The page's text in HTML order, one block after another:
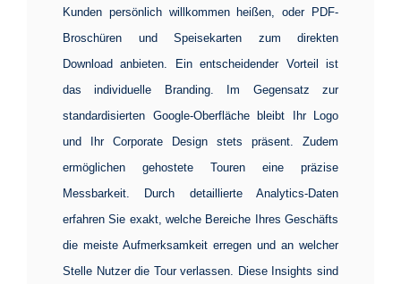
Kunden persönlich willkommen heißen, oder PDF-
Broschüren und Speisekarten zum direkten
Download anbieten. Ein entscheidender Vorteil ist
das individuelle Branding. Im Gegensatz zur
standardisierten Google-Oberfläche bleibt Ihr Logo
und Ihr Corporate Design stets präsent. Zudem
ermöglichen gehostete Touren eine präzise
Messbarkeit. Durch detaillierte Analytics-Daten
erfahren Sie exakt, welche Bereiche Ihres Geschäfts
die meiste Aufmerksamkeit erregen und an welcher
Stelle Nutzer die Tour verlassen. Diese Insights sind